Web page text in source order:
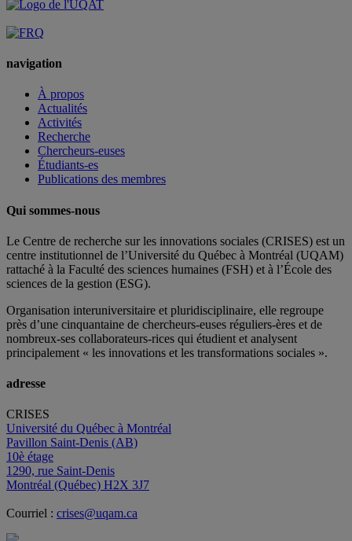
navigation
À propos
Actualités
Activités
Recherche
Chercheurs-euses
Étudiants-es
Publications des membres
Qui sommes-nous
Le Centre de recherche sur les innovations sociales (CRISES) est un
centre institutionnel de l’Université du Québec à Montréal (UQAM)
rattaché à la Faculté des sciences humaines (FSH) et à l’École des
sciences de la gestion (ESG).
Organisation interuniversitaire et pluridisciplinaire, elle regroupe
près d’une cinquantaine de chercheurs-euses réguliers-ères et de
nombreux-ses collaborateurs-rices qui étudient et analysent
principalement « les innovations et les transformations sociales ».
adresse
CRISES
Université du Québec à Montréal
Pavillon Saint-Denis (AB)
10è étage
1290, rue Saint-Denis
Montréal (Québec) H2X 3J7
Courriel : crises@uqam.ca